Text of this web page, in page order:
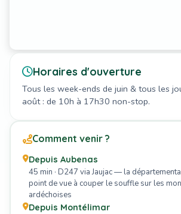
Horaires d'ouverture
Tous les week-ends de juin & tous les
août : de 10h à 17h30 non-stop.
Comment venir ?
Depuis Aubenas
45 min · D247 via Jaujac — la
point de vue à couper le souffle sur les
ardéchoises
Depuis Montélimar